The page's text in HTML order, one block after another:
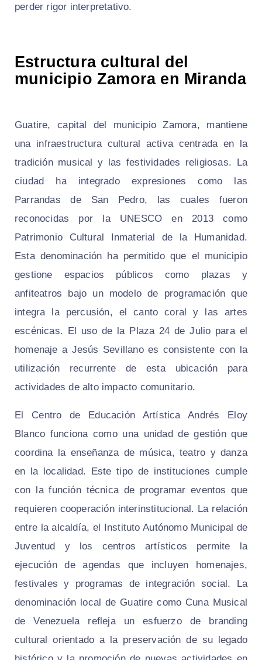
perder rigor interpretativo.
Estructura cultural del
municipio Zamora en Miranda
Guatire, capital del municipio Zamora, mantiene
una infraestructura cultural activa centrada en la
tradición musical y las festividades religiosas. La
ciudad ha integrado expresiones como las
Parrandas de San Pedro, las cuales fueron
reconocidas por la UNESCO en 2013 como
Patrimonio Cultural Inmaterial de la Humanidad.
Esta denominación ha permitido que el municipio
gestione espacios públicos como plazas y
anfiteatros bajo un modelo de programación que
integra la percusión, el canto coral y las artes
escénicas. El uso de la Plaza 24 de Julio para el
homenaje a Jesús Sevillano es consistente con la
utilización recurrente de esta ubicación para
actividades de alto impacto comunitario.
El Centro de Educación Artística Andrés Eloy
Blanco funciona como una unidad de gestión que
coordina la enseñanza de música, teatro y danza
en la localidad. Este tipo de instituciones cumple
con la función técnica de programar eventos que
requieren cooperación interinstitucional. La relación
entre la alcaldía, el Instituto Autónomo Municipal de
Juventud y los centros artísticos permite la
ejecución de agendas que incluyen homenajes,
festivales y programas de integración social. La
denominación local de Guatire como Cuna Musical
de Venezuela refleja un esfuerzo de branding
cultural orientado a la preservación de su legado